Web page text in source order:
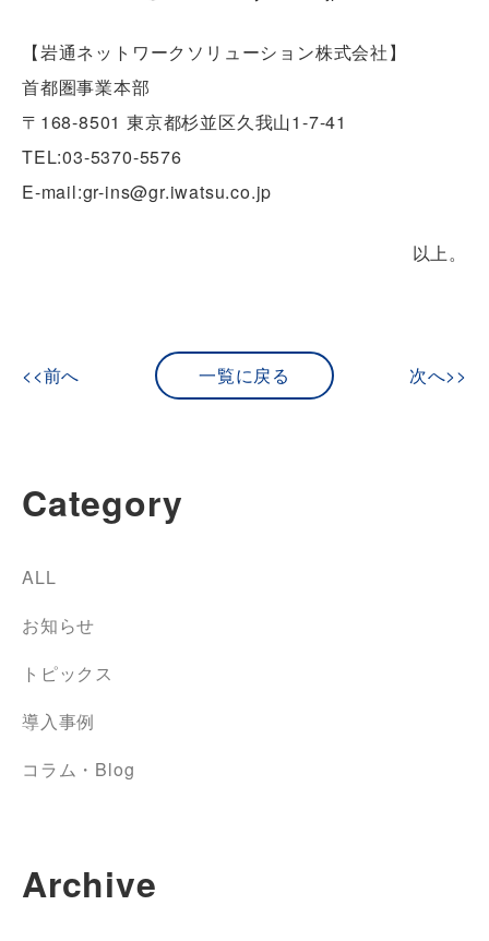
【岩通ネットワークソリューション株式会社】
首都圏事業本部
〒168-8501 東京都杉並区久我山1-7-41
TEL:03-5370-5576
E-mail:gr-ins@gr.iwatsu.co.jp
以上。
<<前へ 一覧に戻る 次へ>>
Category
ALL
お知らせ
トピックス
導入事例
コラム・Blog
Archive